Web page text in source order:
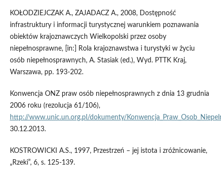
KOŁODZIEJCZAK A., ZAJADACZ A., 2008, Dostępność
infrastruktury i informacji turystycznej warunkiem poznawania
obiektów krajoznawczych Wielkopolski przez osoby
niepełnosprawne, [in:] Rola krajoznawstwa i turystyki w życiu
osób niepełnosprawnych, A. Stasiak (ed.), Wyd. PTTK Kraj,
Warszawa, pp. 193-202.
Konwencja ONZ praw osób niepełnosprawnych z dnia 13 grudnia
2006 roku (rezolucja 61/106),
http://www.unic.un.org.pl/dokumenty/
30.12.2013.
KOSTROWICKI A.S., 1997, Przestrzeń – jej istota i zróżnicowanie,
„Rzeki”, 6, s. 125-139.